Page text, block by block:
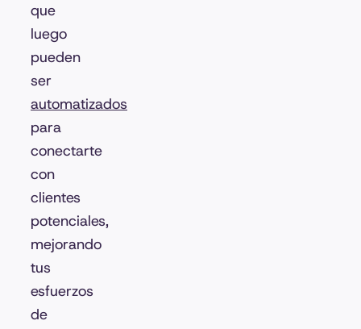
que
luego
pueden
ser
automatizados
para
conectarte
con
clientes
potenciales,
mejorando
tus
esfuerzos
de